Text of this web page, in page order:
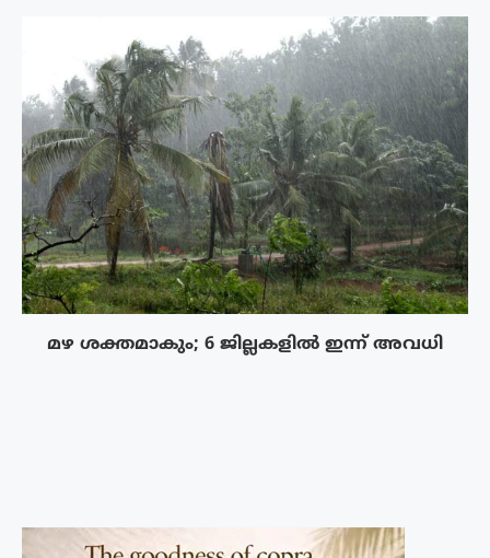
മഴ ശക്തമാകും; 6 ജില്ലകളിൽ ഇന്ന് അവധി